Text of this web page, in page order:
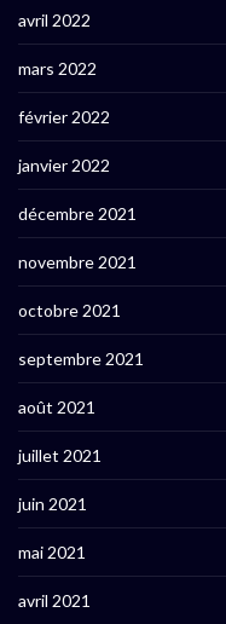
avril 2022
mars 2022
février 2022
janvier 2022
décembre 2021
novembre 2021
octobre 2021
septembre 2021
août 2021
juillet 2021
juin 2021
mai 2021
avril 2021